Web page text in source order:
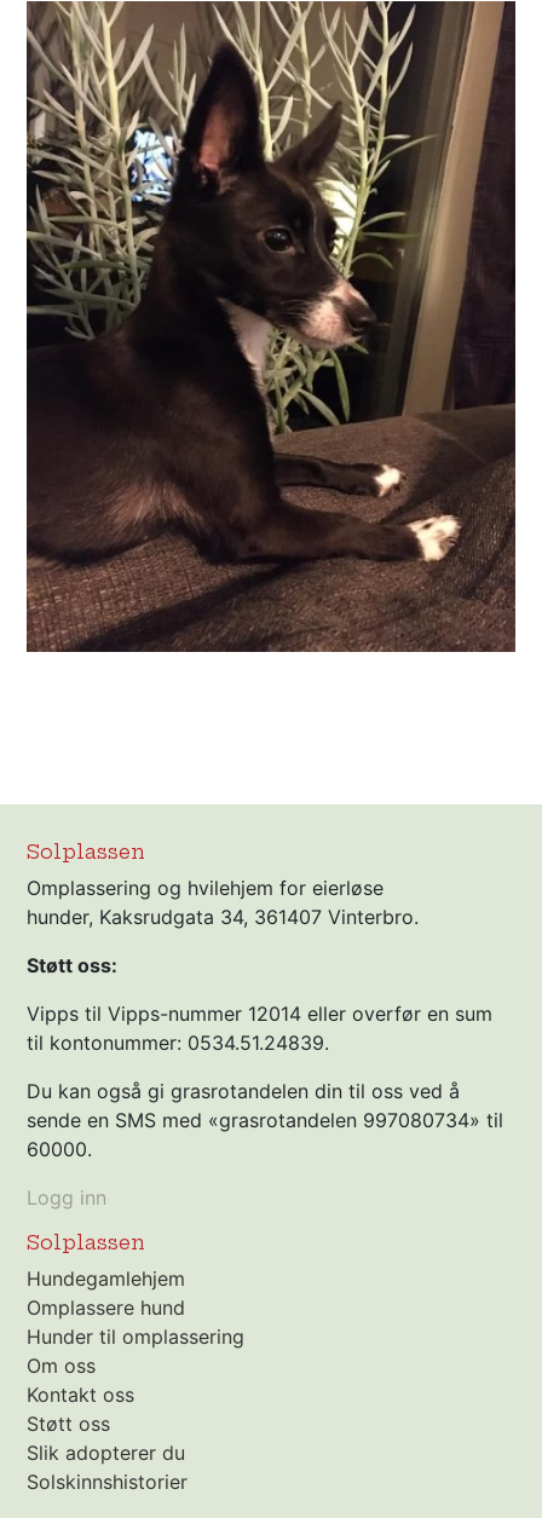
Solplassen
Omplassering og hvilehjem for eierløse
hunder, Kaksrudgata 34, 361407 Vinterbro.
Støtt oss:
Vipps til Vipps-nummer 12014 eller overfør en sum
til kontonummer: 0534.51.24839.
Du kan også gi grasrotandelen din til oss ved å
sende en SMS med «grasrotandelen 997080734» til
60000.
Logg inn
Solplassen
Hundegamlehjem
Omplassere hund
Hunder til omplassering
Om oss
Kontakt oss
Støtt oss
Slik adopterer du
Solskinnshistorier